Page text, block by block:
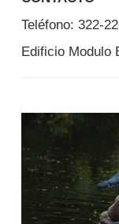
Teléfono: 322-
Edificio Modulo